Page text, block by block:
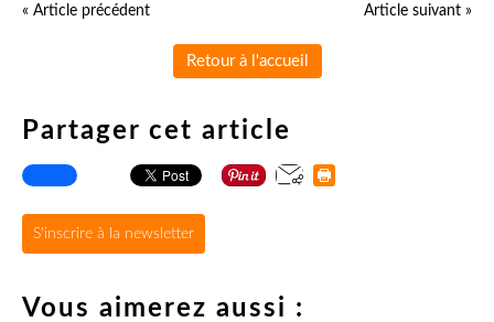
« Article précédent Article suivant »
Retour à l'accueil
Partager cet article
S'inscrire à la newsletter
Vous aimerez aussi :